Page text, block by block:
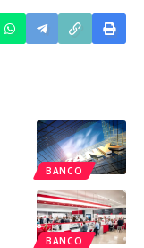
BANCO
BANCO